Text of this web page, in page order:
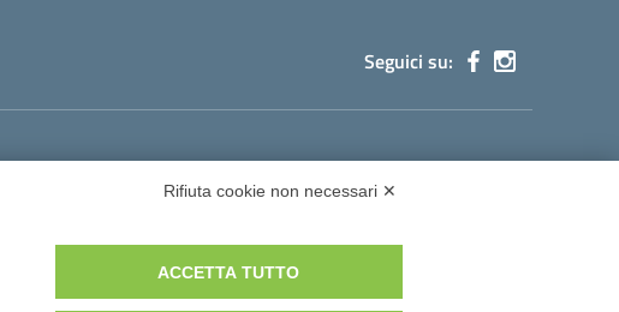
Seguici su:
Rifiuta cookie non necessari ✕
ACCETTA TUTTO